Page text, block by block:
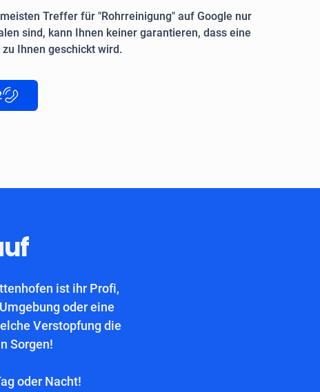
Treffer für "Rohrreinigung" auf Google nur
sind, kann Ihnen keiner garantieren, dass eine
Ihnen geschickt wird.
ist ihr Profi,
oder eine
Verstopfung die
Sorgen!
oder Nacht!